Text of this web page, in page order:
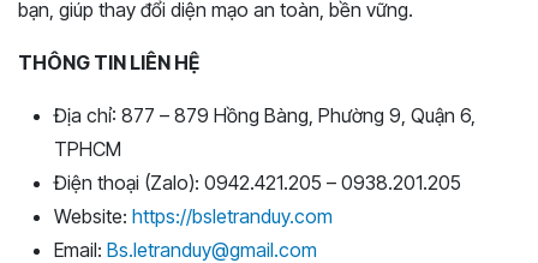
bạn, giúp thay đổi diện mạo an toàn, bền vững.
THÔNG TIN LIÊN HỆ
Địa chỉ: 877 – 879 Hồng Bàng, Phường 9, Quận 6,
TPHCM
Điện thoại (Zalo): 0942.421.205 – 0938.201.205
Website: https://bsletranduy.com
Email: Bs.letranduy@gmail.com